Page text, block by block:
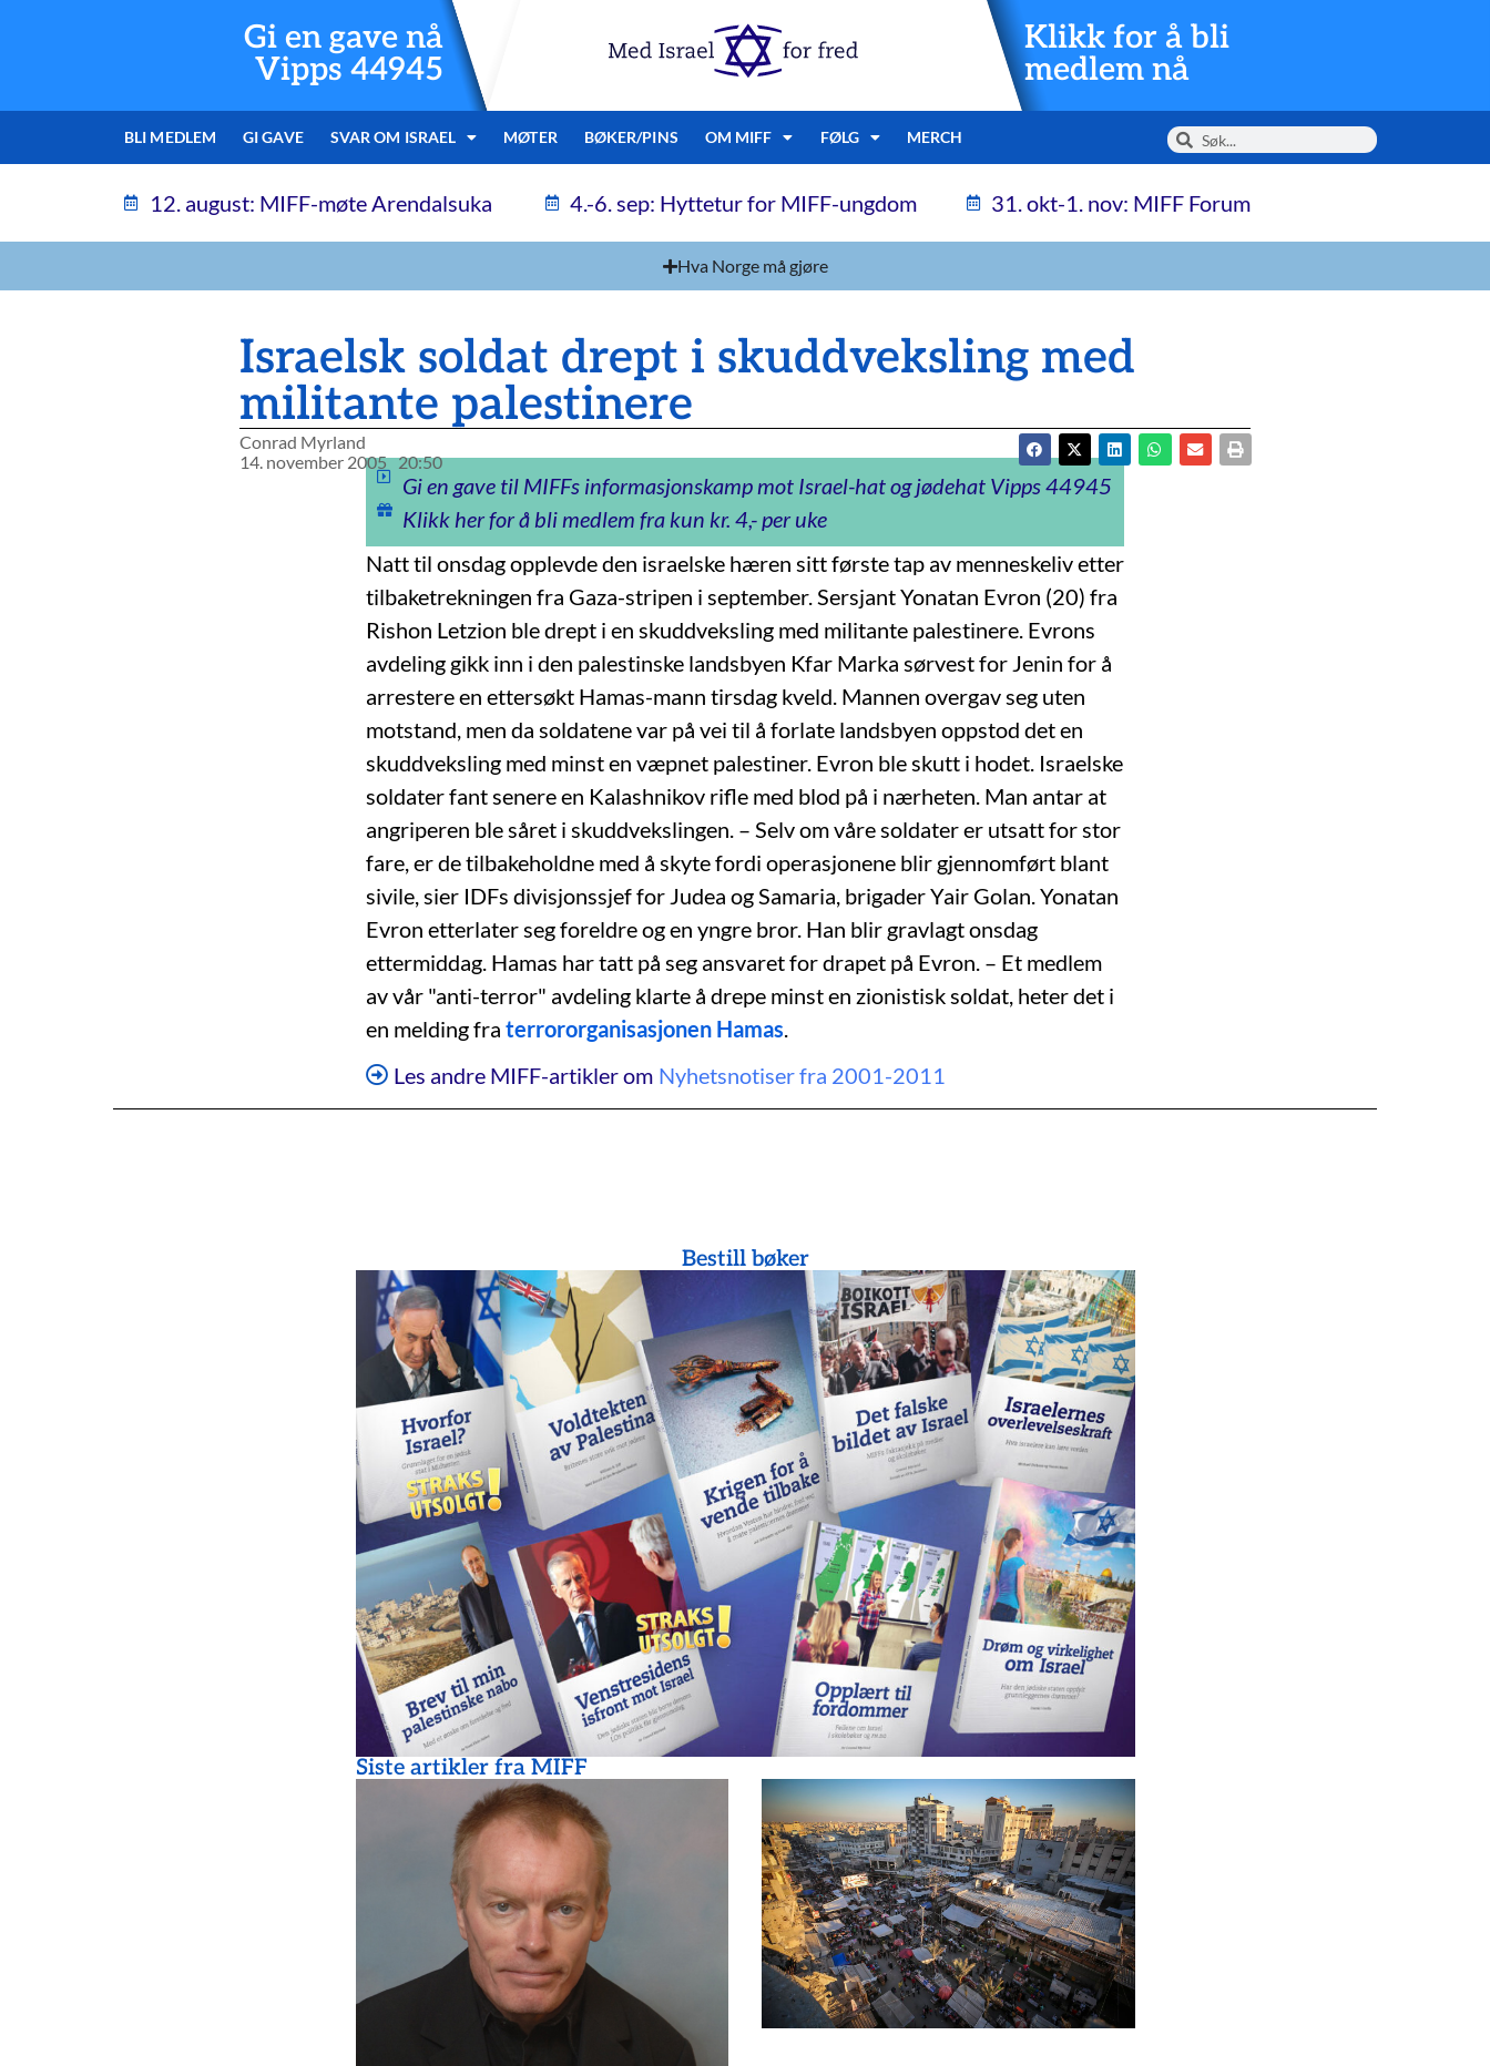
Gi en gave nå
Vipps 44945
Klikk for å bli
medlem nå
BLI MEDLEM GI GAVE SVAR OM ISRAEL MØTER BØKER/PINS OM MIFF FØLG MERCH
12. august: MIFF-møte Arendalsuka 4.-6. sep: Hyttetur for MIFF-ungdom 31. okt-1. nov: MIFF Forum
Hva Norge må gjøre
Israelsk soldat drept i skuddveksling med
militante palestinere
Conrad Myrland
14. november 2005 20:50
Gi en gave til MIFFs informasjonskamp mot Israel-hat og jødehat Vipps 44945
Klikk her for å bli medlem fra kun kr. 4,- per uke
Natt til onsdag opplevde den israelske hæren sitt første tap av menneskeliv etter
tilbaketrekningen fra Gaza-stripen i september. Sersjant Yonatan Evron (20) fra
Rishon Letzion ble drept i en skuddveksling med militante palestinere. Evrons
avdeling gikk inn i den palestinske landsbyen Kfar Marka sørvest for Jenin for å
arrestere en ettersøkt Hamas-mann tirsdag kveld. Mannen overgav seg uten
motstand, men da soldatene var på vei til å forlate landsbyen oppstod det en
skuddveksling med minst en væpnet palestiner. Evron ble skutt i hodet. Israelske
soldater fant senere en Kalashnikov rifle med blod på i nærheten. Man antar at
angriperen ble såret i skuddvekslingen. – Selv om våre soldater er utsatt for stor
fare, er de tilbakeholdne med å skyte fordi operasjonene blir gjennomført blant
sivile, sier IDFs divisjonssjef for Judea og Samaria, brigader Yair Golan. Yonatan
Evron etterlater seg foreldre og en yngre bror. Han blir gravlagt onsdag
ettermiddag. Hamas har tatt på seg ansvaret for drapet på Evron. – Et medlem
av vår "anti-terror" avdeling klarte å drepe minst en zionistisk soldat, heter det i
en melding fra terrororganisasjonen Hamas.
Les andre MIFF-artikler om Nyhetsnotiser fra 2001-2011
Bestill bøker
Siste artikler fra MIFF